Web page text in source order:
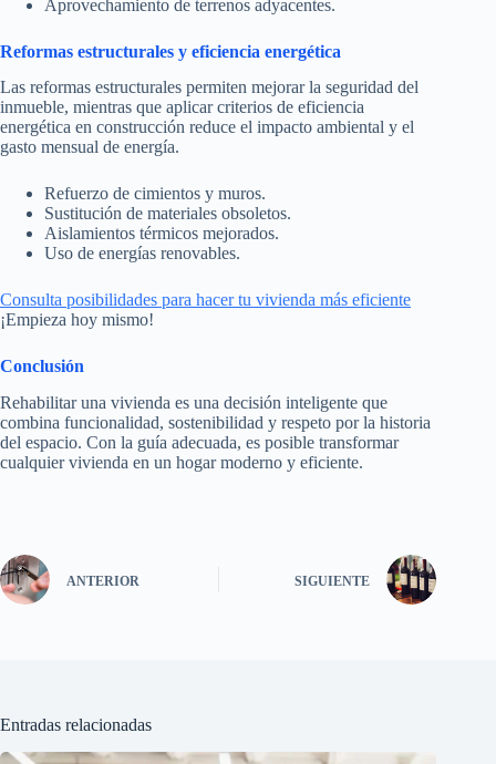
Aprovechamiento de terrenos adyacentes.
Reformas estructurales y eficiencia energética
Las reformas estructurales permiten mejorar la seguridad del
inmueble, mientras que aplicar criterios de eficiencia
energética en construcción reduce el impacto ambiental y el
gasto mensual de energía.
Refuerzo de cimientos y muros.
Sustitución de materiales obsoletos.
Aislamientos térmicos mejorados.
Uso de energías renovables.
Consulta posibilidades para hacer tu vivienda más eficiente
¡Empieza hoy mismo!
Conclusión
Rehabilitar una vivienda es una decisión inteligente que
combina funcionalidad, sostenibilidad y respeto por la historia
del espacio. Con la guía adecuada, es posible transformar
cualquier vivienda en un hogar moderno y eficiente.
ANTERIOR SIGUIENTE
Entradas relacionadas